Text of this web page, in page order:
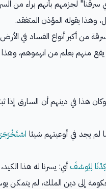
سرقنا" لجزمهم بأنهم براء من
وهذا يقوله المؤذن المتفقد.
من أكبر أنواع الفساد في
منهم بعلم من اتهموهم، وهذا
هذا في دينهم أن السارق إذا
لم يجد في أوعيتهم شيئا
لِيُوسُفَأي: يسرنا له هذا
إلى دين الملك، لم